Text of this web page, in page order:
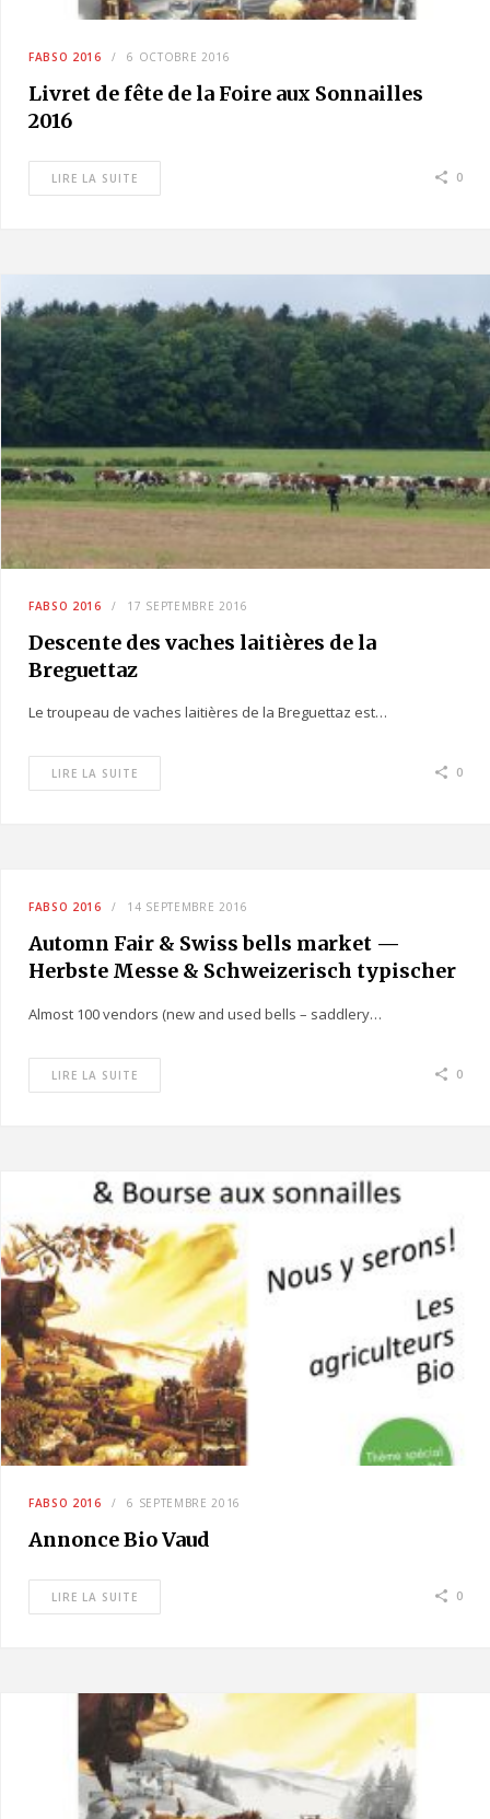
FABSO 2016 6 OCTOBRE 2016
Livret de fête de la Foire aux Sonnailles
2016
LIRE LA SUITE 0
FABSO 2016 17 SEPTEMBRE 2016
Descente des vaches laitières de la
Breguettaz
Le troupeau de vaches laitières de la Breguettaz est…
LIRE LA SUITE 0
FABSO 2016 14 SEPTEMBRE 2016
Automn Fair & Swiss bells market —
Herbste Messe & Schweizerisch typischer
Almost 100 vendors (new and used bells – saddlery…
LIRE LA SUITE 0
FABSO 2016 6 SEPTEMBRE 2016
Annonce Bio Vaud
LIRE LA SUITE 0